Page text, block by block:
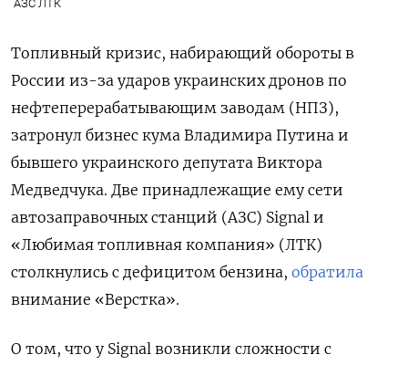
АЗС ЛТК
Топливный кризис, набирающий обороты в
России из-за ударов украинских дронов по
нефтеперерабатывающим заводам (НПЗ),
затронул бизнес кума Владимира Путина и
бывшего украинского депутата Виктора
Медведчука. Две принадлежащие ему сети
автозаправочных станций (АЗС) Signal и
«Любимая топливная компания» (ЛТК)
столкнулись с дефицитом бензина, обратила
внимание «Верстка».
О том, что у Signal возникли сложности с